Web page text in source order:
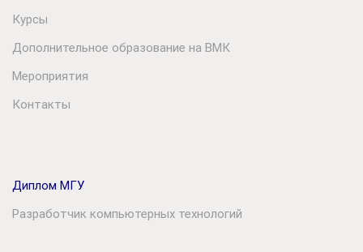
Курсы
Дополнительное образование на ВМК
Мероприятия
Контакты
Диплом МГУ
Разработчик компьютерных технологий